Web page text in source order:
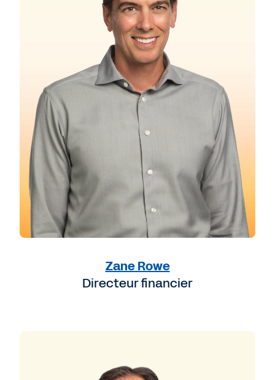
Zane Rowe
Directeur financier